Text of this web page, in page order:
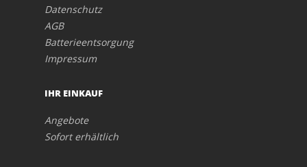
Datenschutz
AGB
Batterieentsorgung
Impressum
IHR EINKAUF
Angebote
Sofort erhältlich